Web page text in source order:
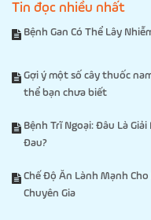
Tin đọc nhiều nhất
Bệnh Gan Có Thể Lây
Gợi ý một số cây thuốc
thể bạn chưa biết
Bệnh Trĩ Ngoại: Đâu Là
Đau?
Chế Độ Ăn Lành Mạnh
Chuyên Gia